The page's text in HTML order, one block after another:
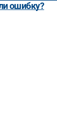
ошибку?